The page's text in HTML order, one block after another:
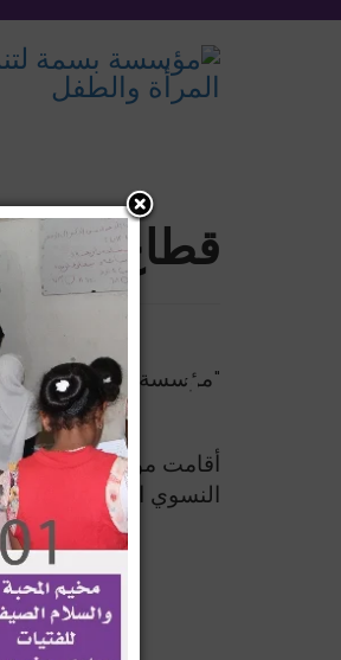
قطاع
"مؤسسة بسمة" تقيم
أقامت مؤسسة بسمة
النسوي العامل في